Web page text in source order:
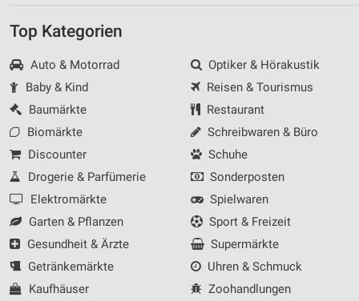
Top Kategorien
Auto & Motorrad
Baby & Kind
Baumärkte
Biomärkte
Discounter
Drogerie & Parfümerie
Elektromärkte
Garten & Pflanzen
Gesundheit & Ärzte
Getränkemärkte
Kaufhäuser
Optiker & Hörakustik
Reisen & Tourismus
Restaurant
Schreibwaren & Büro
Schuhe
Sonderposten
Spielwaren
Sport & Freizeit
Supermärkte
Uhren & Schmuck
Zoohandlungen